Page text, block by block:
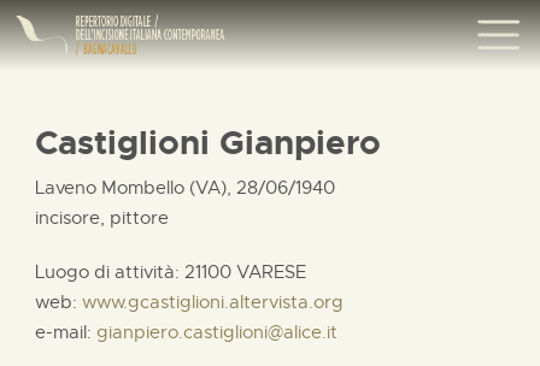
Castiglioni Gianpiero
Laveno Mombello (VA), 28/06/1940
incisore, pittore
Luogo di attività: 21100 VARESE
web: www.gcastiglioni.altervista.org
e-mail: gianpiero.castiglioni@alice.it